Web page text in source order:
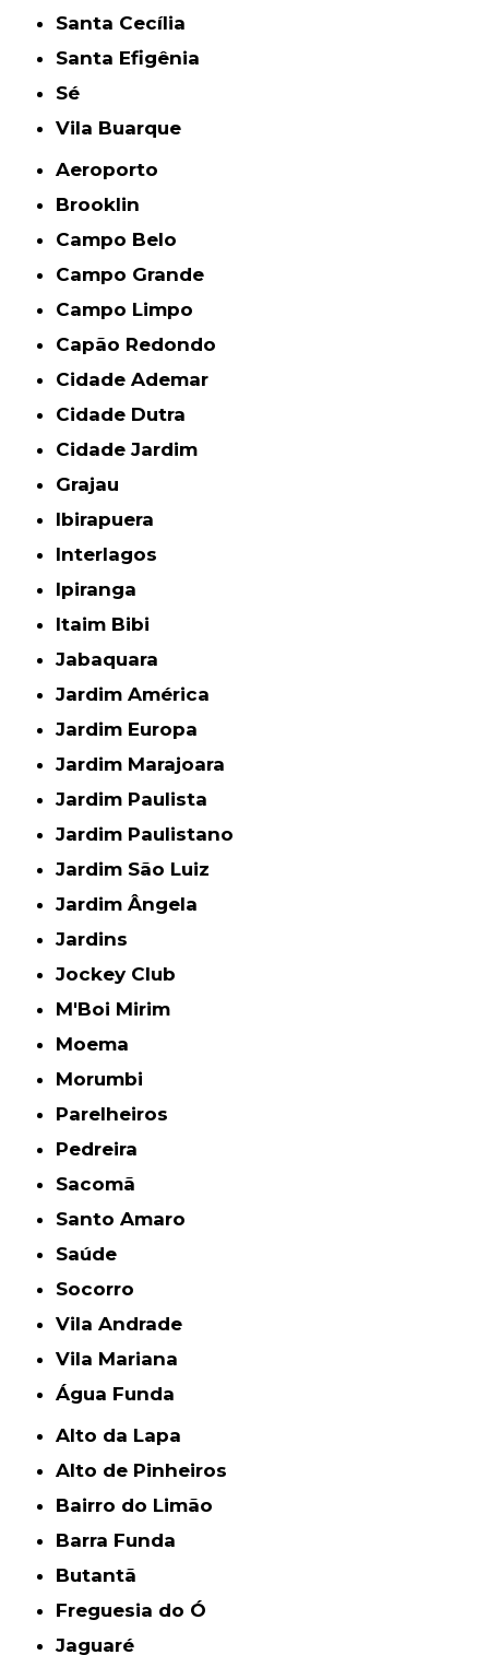
Santa Cecília
Santa Efigênia
Sé
Vila Buarque
Aeroporto
Brooklin
Campo Belo
Campo Grande
Campo Limpo
Capão Redondo
Cidade Ademar
Cidade Dutra
Cidade Jardim
Grajau
Ibirapuera
Interlagos
Ipiranga
Itaim Bibi
Jabaquara
Jardim América
Jardim Europa
Jardim Marajoara
Jardim Paulista
Jardim Paulistano
Jardim São Luiz
Jardim Ângela
Jardins
Jockey Club
M'Boi Mirim
Moema
Morumbi
Parelheiros
Pedreira
Sacomã
Santo Amaro
Saúde
Socorro
Vila Andrade
Vila Mariana
Água Funda
Alto da Lapa
Alto de Pinheiros
Bairro do Limão
Barra Funda
Butantã
Freguesia do Ó
Jaguaré